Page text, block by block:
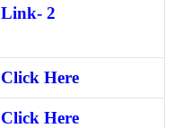
Link- 2
Click Here
Click Here